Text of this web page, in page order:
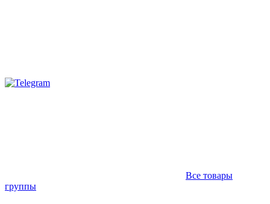
Все товары
группы